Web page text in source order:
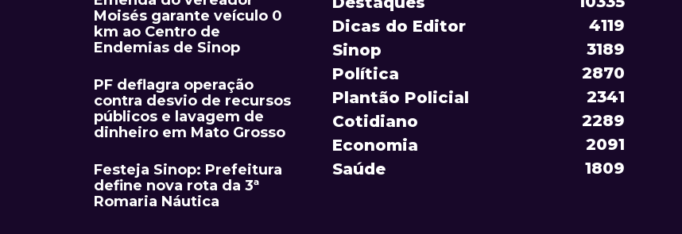
Moisés garante veículo 0
km ao Centro de
Endemias de Sinop
PF deflagra operação
contra desvio de recursos
públicos e lavagem de
dinheiro em Mato Grosso
Festeja Sinop: Prefeitura
define nova rota da 3ª
Romaria Náutica
Dicas do Editor
4119
Sinop
3189
Política
2870
Plantão Policial
2341
Cotidiano
2289
Economia
2091
Saúde
1809